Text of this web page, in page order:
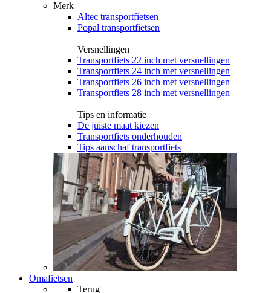
Merk
Altec transportfietsen
Popal transportfietsen
Versnellingen
Transportfiets 22 inch met versnellingen
Transportfiets 24 inch met versnellingen
Transportfiets 26 inch met versnellingen
Transportfiets 28 inch met versnellingen
Tips en informatie
De juiste maat kiezen
Transportfiets onderhouden
Tips aanschaf transportfiets
Omafietsen
Terug